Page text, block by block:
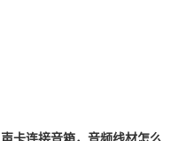
声卡连接音箱，音频线材怎么